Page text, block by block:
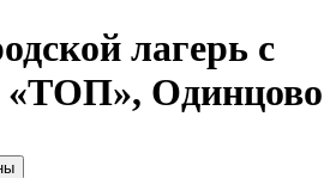
лагерь с
«ТОП», Одинцово